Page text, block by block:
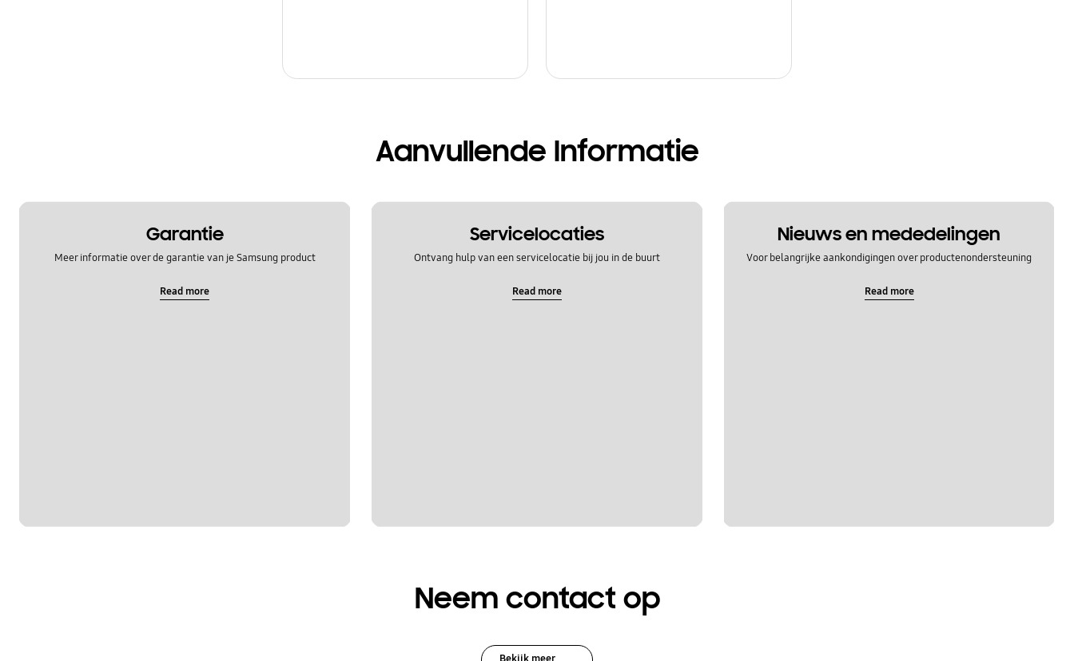
Aanvullende Informatie
Garantie
Meer informatie over de garantie van je Samsung product
Read more
Servicelocaties
Ontvang hulp van een servicelocatie bij jou in de buurt
Read more
Nieuws en mededelingen
Voor belangrijke aankondigingen over productenondersteuning
Read more
Neem contact op